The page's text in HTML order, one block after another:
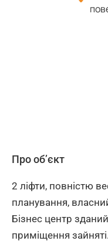
Про об’єкт
2 ліфти, повністю
планування,
Бізнес центр
приміщення зайняті.